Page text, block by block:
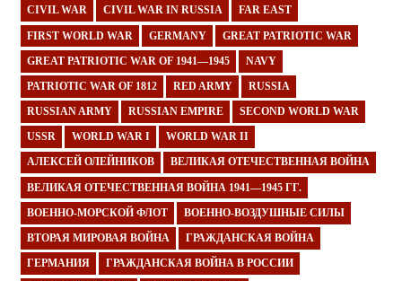
CIVIL WAR CIVIL WAR IN RUSSIA FAR EAST
FIRST WORLD WAR GERMANY GREAT PATRIOTIC WAR
GREAT PATRIOTIC WAR OF 1941—1945 NAVY
PATRIOTIC WAR OF 1812 RED ARMY RUSSIA
RUSSIAN ARMY RUSSIAN EMPIRE SECOND WORLD WAR
USSR WORLD WAR I WORLD WAR II
АЛЕКСЕЙ ОЛЕЙНИКОВ ВЕЛИКАЯ ОТЕЧЕСТВЕННАЯ ВОЙНА
ВЕЛИКАЯ ОТЕЧЕСТВЕННАЯ ВОЙНА 1941—1945 ГГ.
ВОЕННО-МОРСКОЙ ФЛОТ ВОЕННО-ВОЗДУШНЫЕ СИЛЫ
ВТОРАЯ МИРОВАЯ ВОЙНА ГРАЖДАНСКАЯ ВОЙНА
ГЕРМАНИЯ ГРАЖДАНСКАЯ ВОЙНА В РОССИИ